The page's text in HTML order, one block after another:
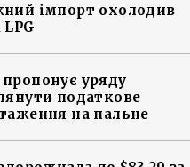
імпорт охолодив
уряду
податкове
на пальне